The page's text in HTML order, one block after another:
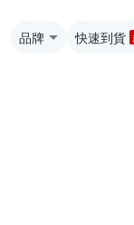
品牌 快速到貨